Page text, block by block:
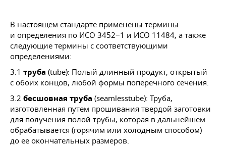
В настоящем стандарте применены термины
и определения по ИСО 3452−1 и ИСО 11484, а также
следующие термины с соответствующими
определениями:
3.1 труба (tube): Полый длинный продукт, открытый
с обоих концов, любой формы поперечного сечения.
3.2 бесшовная труба (seamlesstube): Tpyбa,
изготовленная путем прошивания твердой заготовки
для получения полой трубы, которая в дальнейшем
обрабатывается (горячим или холодным способом)
до ее окончательных размеров.